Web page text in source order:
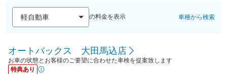
の料金を表示 車種から検索
オートバックス 大田馬込店
お車の状態とお客様のご要望に合わせた車検を提案致します
特典あり